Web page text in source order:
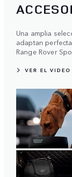
Una amplia
adaptan
Range Rover
VER EL VIDEO